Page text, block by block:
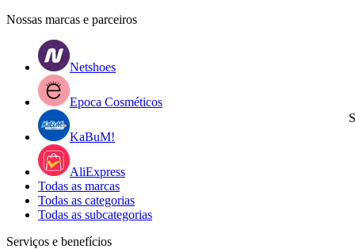
Nossas marcas e parceiros
Netshoes
Epoca Cosméticos
KaBuM!
AliExpress
Todas as marcas
Todas as categorias
Todas as subcategorias
Serviços e benefícios